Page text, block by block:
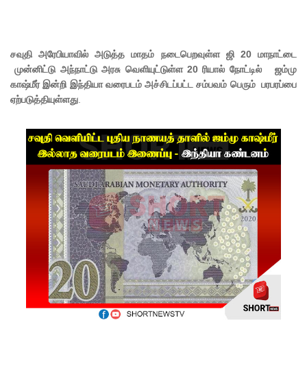
லை
மோதல்:
சந்தேகநப
ஆக
உயர்வு
நான்கு
மாவட்டங்
களுக்கு
மண்சரிவு
எச்சரிக்
சவுதி அரேபியாவில் அடுத்த மாதம் நடைபெறவுள்ள ஜி 20 மாநாட்டை
முன்னிட்டு அந்நாட்டு அரசு வெளியுட்டுள்ள 20 ரியால் நோட்டில் ஜம்மு
காஷ்மீர் இன்றி இந்தியா வரைபடம் அச்சிடப்பட்ட சம்பவம் பெரும் பரபரப்பை
ஏற்படுத்தியுள்ளது